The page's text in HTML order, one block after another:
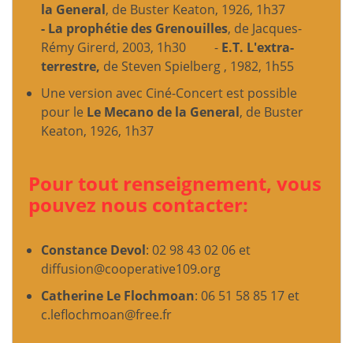
la General, de Buster Keaton, 1926, 1h37
- La prophétie des Grenouilles, de Jacques-
Rémy Girerd, 2003, 1h30 - E.T. L'extra-
terrestre, de Steven Spielberg , 1982, 1h55
Une version avec Ciné-Concert est possible
pour le Le Mecano de la General, de Buster
Keaton, 1926, 1h37
Pour tout renseignement, vous
pouvez nous contacter:
Constance Devol: 02 98 43 02 06 et
diffusion@cooperative109.org
Catherine Le Flochmoan: 06 51 58 85 17 et
c.leflochmoan@free.fr